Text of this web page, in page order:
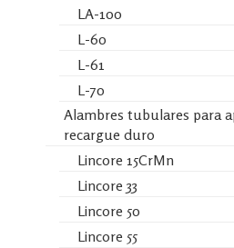
LA-100
L-60
L-61
L-70
Alambres tubulares para
recargue duro
Lincore 15CrMn
Lincore 33
Lincore 50
Lincore 55